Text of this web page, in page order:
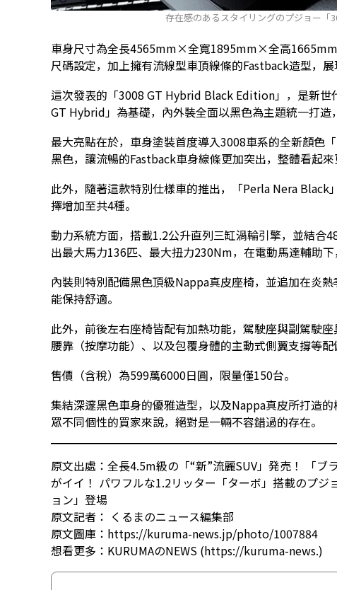
存在感のあるスタイリングのプジョー「
車身尺寸為全長4565mm×全寬1895mm×全高
尺碼設定，加上擁有流線型車頂線條的Fastback造型，展
這次發表的「3008 GT Hybrid Black Edition」，是新世
GT Hybrid」為基礎，內外裝全面以黑色為主題統一打造
最大亮點在於，車身塗裝首度導入3008車系的全新顏色
黑色，讓流暢的Fastback車身線條更加突出，整體看起來
此外，隨著這款特別仕樣車的推出，「Perla Nera
擇增加至共4種。
動力系統方面，搭載1.2公升直列三缸渦輪引擎，並結
出最大馬力136匹、最大扭力230Nm，在電動馬達輔助下
內裝則特別配備黑色頂級Nappa真皮座椅，並追加在炎
能保持舒適。
此外，前後左右座椅皆配有加熱功能，駕駛座與副駕駛
腰靠（按摩功能）、以及包覆身體的主動式側翼支撐等配
售價（含稅）為599萬6000日圓，限量僅150台。
集結深邃黑色車身的優雅造型，以及Nappa真皮所打造
眾不同個性的買家來說，絕對是一輛不容錯過的存在。
原文出處： 全長4.5m級の「“新”流麗SUV」発売！ 「
がイイ！ パワフルな1.2リッター「ターボ」搭載のプ
ョン」登場
原文記者： くるまのニュース編集部
原文圖庫： https://kuruma-news.jp/photo/1007884
想看更多： KURUMAのNEWS (https://kuruma-news.)